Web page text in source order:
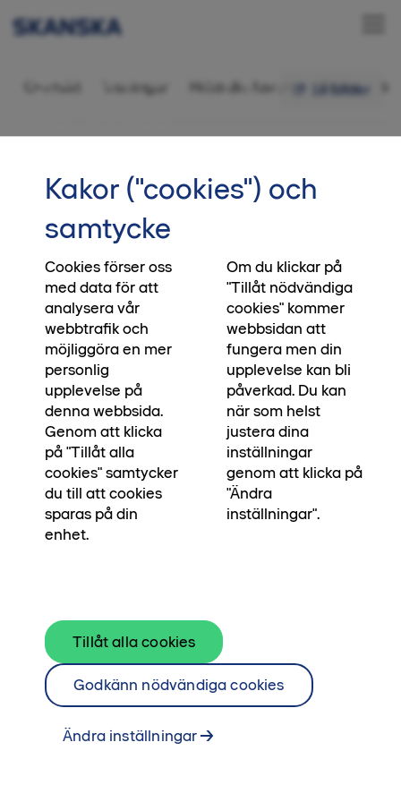
16 bilder
Äganderätt 6 rok,
Intresseanmälan
Översikt Visningar Hitta din favorit Bilder
Missa inte: Sänkta priser på utvalda
radhus i Klippängen
Längtar du efter att leva det stora småstadslivet
mellan Lund och Malmö i nya Hjärup
Västerstad? Just nu har du chansen att göra en
riktigt bra affär i Klippängen där vi har
genomfört betydande prissänkningar på utvalda
radhus. Inflyttning har redan börjat, vilket gör
det möjligt att flytta in snart. För mer information
om vilka bostäder som omfattas, se bostäder till
salu. Boka en visning genom att kontakta våra
mäklare och ta chansen att göra ditt livs affär.
Minska dina kostnader vid bostadsköpet
Läs mer om de låga driftkostnaderna
Kakor ("cookies") och
samtycke
Cookies förser oss
med data för att
analysera vår
webbtrafik och
möjliggöra en mer
personlig
upplevelse på
denna webbsida.
Genom att klicka
på "Tillåt alla
cookies" samtycker
du till att cookies
sparas på din
enhet.
Om du klickar på
"Tillåt nödvändiga
cookies" kommer
webbsidan att
fungera men din
upplevelse kan bli
påverkad. Du kan
när som helst
justera dina
inställningar
genom att klicka på
"Ändra
inställningar".
Ändra inställningar
Godkänn nödvändiga cookies
Tillåt alla cookies